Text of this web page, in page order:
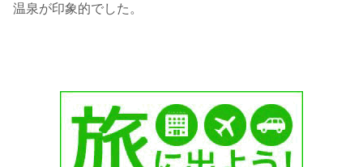
温泉が印象的でした。